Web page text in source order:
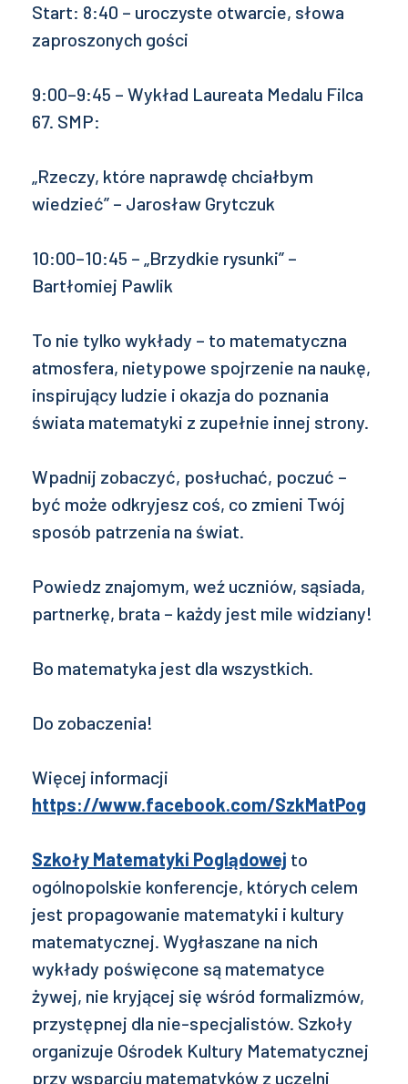
Start: 8:40 – uroczyste otwarcie, słowa
zaproszonych gości
9:00–9:45 – Wykład Laureata Medalu Filca
67. SMP:
„Rzeczy, które naprawdę chciałbym
wiedzieć” – Jarosław Grytczuk
10:00–10:45 – „Brzydkie rysunki” –
Bartłomiej Pawlik
To nie tylko wykłady – to matematyczna
atmosfera, nietypowe spojrzenie na naukę,
inspirujący ludzie i okazja do poznania
świata matematyki z zupełnie innej strony.
Wpadnij zobaczyć, posłuchać, poczuć –
być może odkryjesz coś, co zmieni Twój
sposób patrzenia na świat.
Powiedz znajomym, weź uczniów, sąsiada,
partnerkę, brata – każdy jest mile widziany!
Bo matematyka jest dla wszystkich.
Do zobaczenia!
Więcej informacji
https://www.facebook.com/SzkMatPog
Szkoły Matematyki Poglądowej to
ogólnopolskie konferencje, których celem
jest propagowanie matematyki i kultury
matematycznej. Wygłaszane na nich
wykłady poświęcone są matematyce
żywej, nie kryjącej się wśród formalizmów,
przystępnej dla nie-specjalistów. Szkoły
organizuje Ośrodek Kultury Matematycznej
przy wsparciu matematyków z uczelni